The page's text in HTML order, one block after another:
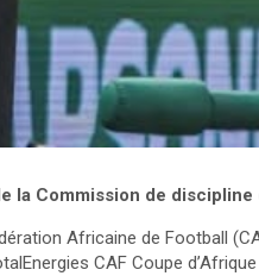
la Commission de discipline
Africaine de Football
CAF Coupe